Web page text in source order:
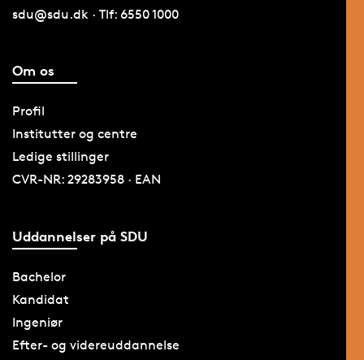
sdu@sdu.dk · Tlf: 6550 1000
Om os
Profil
Institutter og centre
Ledige stillinger
CVR-NR: 29283958 · EAN
Uddannelser på SDU
Bachelor
Kandidat
Ingeniør
Efter- og videreuddannelse